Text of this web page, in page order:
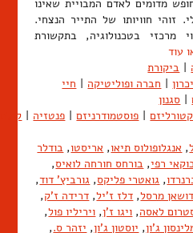
מדומים לאדם המבויית שאינו
זוהי חוויותו של התייר הנצחי.
מרכזי בטכנולוגיה, בתקשורת
עוד
| ביקורת
| חברה ופוליטיקה | חיי
| סגנון
| פוסטמודרניזם | פנטזיה |
, אנגלופולוס תיאו, אריסטו, בודלר
רפי, בורחס חורחה לואיס,
, גואטרי פליקס, גורביץ' דוד,
דושאן מרסל, דלז ז'יל, דרידה ז'ק,
לאסה, ויגו ז'ן, ויריליו פול,
ג'ון, יוסטון ג'ון, יזהר ס.,